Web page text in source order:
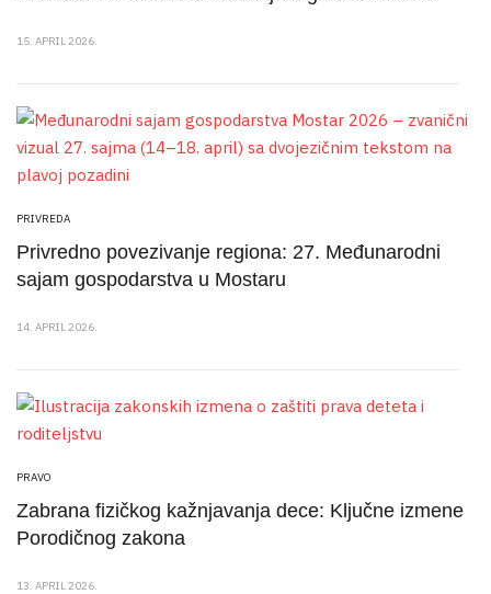
15. APRIL 2026.
PRIVREDA
Privredno povezivanje regiona: 27. Međunarodni
sajam gospodarstva u Mostaru
14. APRIL 2026.
PRAVO
Zabrana fizičkog kažnjavanja dece: Ključne izmene
Porodičnog zakona
13. APRIL 2026.